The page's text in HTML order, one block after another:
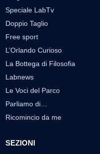
Speciale LabTv
Doppio Taglio
Free sport
L’Orlando Curioso
La Bottega di Filosofia
Labnews
Le Voci del Parco
Parliamo di…
Ricomincio da me
SEZIONI